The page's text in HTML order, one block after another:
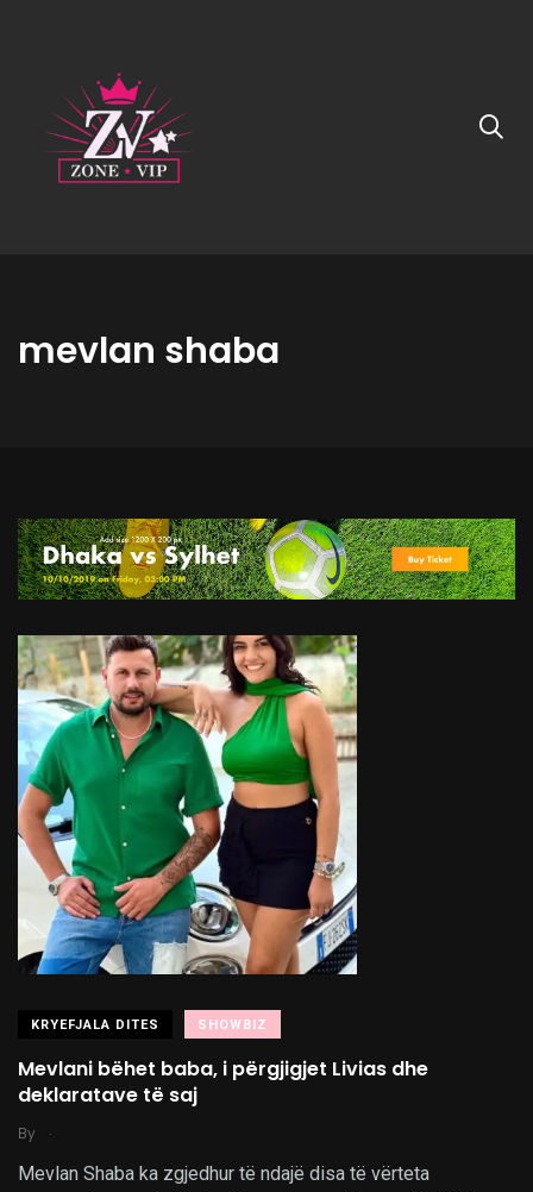
mevlan shaba
KRYEFJALA DITES SHOWBIZ
Mevlani bëhet baba, i përgjigjet Livias dhe
deklaratave të saj
By .
Mevlan Shaba ka zgjedhur të ndajë disa të vërteta